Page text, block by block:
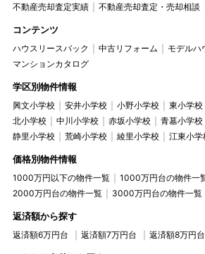
不動産売却査定実績
不動産売却査定・売却相談
コンテンツ
ハウスリースバック 中古リフォーム
モデルハ
マンションカタログ
学区別物件情報
興文小学校 安井小学校 小野小学校 東小学校
北小学校
中川小学校 赤坂小学校 青墓小学校
静里小学校
荒崎小学校 綾里小学校 江東小学
価格別物件情報
1000万円以下の物件一覧
1000万円台の物件一
2000万円台の物件一覧
3000万円台の物件一覧
返済額から探す
返済額6万円台 返済額7万円台 返済額8万円台